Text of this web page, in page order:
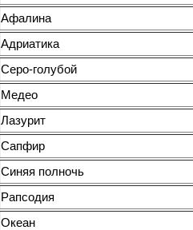
Афалина
Адриатика
Серо-голубой
Медео
Лазурит
Сапфир
Синяя полночь
Рапсодия
Океан